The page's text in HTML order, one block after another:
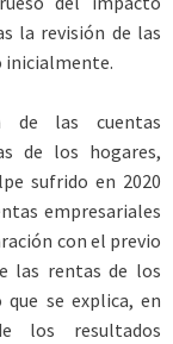
la revisión de las
inicialmente.
de las cuentas
de los hogares,
sufrido en 2020
empresariales
con el previo
las rentas de los
se explica, en
los resultados